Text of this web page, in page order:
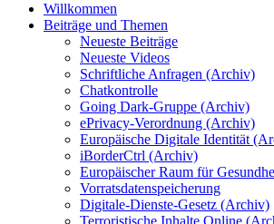
Willkommen
Beiträge und Themen
Neueste Beiträge
Neueste Videos
Schriftliche Anfragen (Archiv)
Chatkontrolle
Going Dark-Gruppe (Archiv)
ePrivacy-Verordnung (Archiv)
Europäische Digitale Identität
iBorderCtrl (Archiv)
Europäischer Raum für
Vorratsdatenspeicherung
Digitale-Dienste-Gesetz (Archiv)
Terroristische Inhalte Online